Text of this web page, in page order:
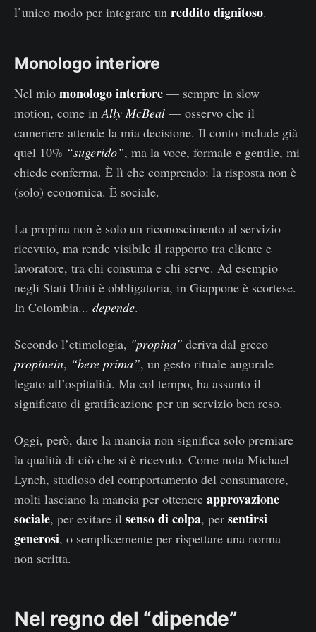
l’unico modo per integrare un reddito dignitoso.
Monologo interiore
Nel mio monologo interiore — sempre in slow
motion, come inAlly McBeal — osservo che il
cameriere attende la mia decisione. Il conto include già
quel 10% “sugerido”, ma la voce, formale e gentile, mi
chiede conferma. È lì che comprendo: la risposta non è
(solo) economica. È sociale.
La propina non è solo un riconoscimento al servizio
ricevuto, ma rende visibile il rapporto tra cliente e
lavoratore, tra chi consuma e chi serve. Ad esempio
negli Stati Uniti è obbligatoria, in Giappone è scortese.
In Colombia... depende.
Secondo l’etimologia, "propina" deriva dal greco
propínein, “bere prima”, un gesto rituale augurale
legato all’ospitalità. Ma col tempo, ha assunto il
significato di gratificazione per un servizio ben reso.
Oggi, però, dare la mancia non significa solo premiare
la qualità di ciò che si è ricevuto. Come nota Michael
Lynch, studioso del comportamento del consumatore,
molti lasciano la mancia per ottenere approvazione
sociale, per evitare il senso di colpa, per sentirsi
generosi, o semplicemente per rispettare una norma
non scritta.
Nel regno del “dipende”